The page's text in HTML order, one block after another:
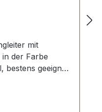
mit
in der Farbe
bestens geeignet